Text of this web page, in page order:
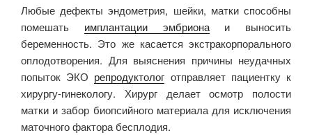
Любые дефекты эндометрия, шейки, матки способны
помешать имплантации эмбрионаи выносить
беременность. Это же касается экстракорпорального
оплодотворения. Для выяснения причины неудачных
попыток ЭКО репродуктолог отправляет пациентку к
хирургу-гинекологу. Хирург делает осмотр полости
матки и забор биопсийного материала для исключения
маточного фактора бесплодия.